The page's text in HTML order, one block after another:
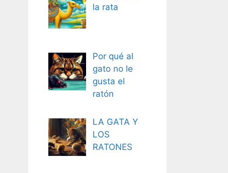
la rata
Por qué al
gato no le
gusta el
ratón
LA GATA Y
LOS
RATONES